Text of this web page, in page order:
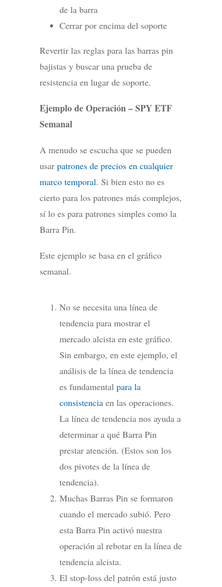
de la barra
Cerrar por encima del soporte
Revertir las reglas para las barras pin
bajistas y buscar una prueba de
resistencia en lugar de soporte.
Ejemplo de Operación – SPY ETF
Semanal
A menudo se escucha que se pueden
usar patrones de precios en cualquier
marco temporal. Si bien esto no es
cierto para los patrones más complejos,
sí lo es para patrones simples como la
Barra Pin.
Este ejemplo se basa en el gráfico
semanal.
No se necesita una línea de
tendencia para mostrar el
mercado alcista en este gráfico.
Sin embargo, en este ejemplo, el
análisis de la línea de tendencia
es fundamental para la
consistencia en las operaciones.
La línea de tendencia nos ayuda a
determinar a qué Barra Pin
prestar atención. (Estos son los
dos pivotes de la línea de
tendencia).
Muchas Barras Pin se formaron
cuando el mercado subió. Pero
esta Barra Pin activó nuestra
operación al rebotar en la línea de
tendencia alcista.
El stop-loss del patrón está justo